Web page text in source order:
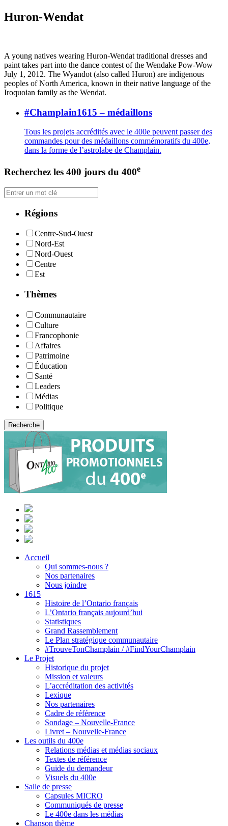
Huron-Wendat
A young natives wearing Huron-Wendat traditional dresses and
paint takes part into the dance contest of the Wendake Pow-Wow
July 1, 2012. The Wyandot (also called Huron) are indigenous
peoples of North America, known in their native language of the
Iroquoian family as the Wendat.
#Champlain1615 – médaillons
Tous les projets accrédités avec le 400e peuvent passer des
commandes pour des médaillons commémoratifs du 400e,
dans la forme de l’astrolabe de Champlain.
Recherchez les 400 jours du 400e
Régions
Centre-Sud-Ouest
Nord-Est
Nord-Ouest
Centre
Est
Thèmes
Communautaire
Culture
Francophonie
Affaires
Patrimoine
Éducation
Santé
Leaders
Médias
Politique
Accueil
Qui sommes-nous ?
Nos partenaires
Nous joindre
1615
Histoire de l’Ontario français
L’Ontario français aujourd’hui
Statistiques
Grand Rassemblement
Le Plan stratégique communautaire
#TrouveTonChamplain / #FindYourChamplain
Le Projet
Historique du projet
Mission et valeurs
L’accréditation des activités
Lexique
Nos partenaires
Cadre de référence
Sondage – Nouvelle-France
Livret – Nouvelle-France
Les outils du 400e
Relations médias et médias sociaux
Textes de référence
Guide du demandeur
Visuels du 400e
Salle de presse
Capsules MICRO
Communiqués de presse
Le 400e dans les médias
Chanson thème